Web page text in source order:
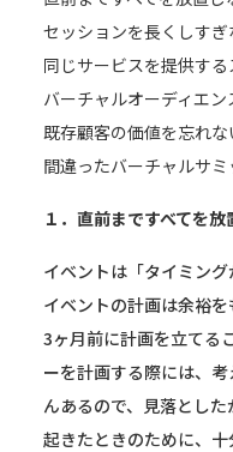
セッションを長くしすぎ
同じサービスを提供す
バーチャルオーディエ
既存顧客の価値を忘れな
間違ったバーチャルサ
１．直前まですべてを放
イベントは「タイミン
イベントの計画は余裕
3ヶ月前に計画を立てる
ーを計画する際には、
んあるので、見落とし
起きたときのために、